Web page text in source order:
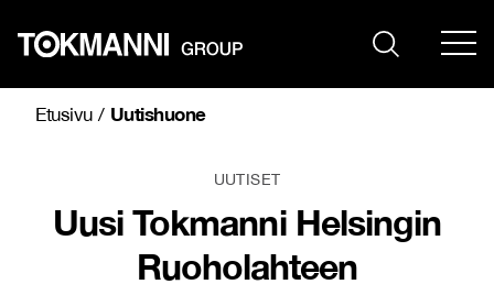
sisältöön
Etusivu/ Uutishuone
UUTISET
Uusi Tokmanni Helsingin
Ruoholahteen